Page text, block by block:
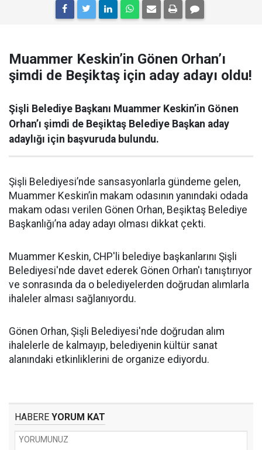
Muammer Keskin’in Gönen Orhan’ı
şimdi de Beşiktaş için aday adayı oldu!
Şişli Belediye Başkanı Muammer Keskin’in Gönen
Orhan’ı şimdi de Beşiktaş Belediye Başkan aday
adaylığı için başvuruda bulundu.
Şişli Belediyesi’nde sansasyonlarla gündeme gelen,
Muammer Keskin’in makam odasının yanındaki odada
makam odası verilen Gönen Orhan, Beşiktaş Belediye
Başkanlığı’na aday adayı olması dikkat çekti.
Muammer Keskin, CHP'li belediye başkanlarını Şişli
Belediyesi'nde davet ederek Gönen Orhan'ı tanıştırıyor
ve sonrasında da o belediyelerden doğrudan alımlarla
ihaleler alması sağlanıyordu.
Gönen Orhan, Şişli Belediyesi'nde doğrudan alım
ihalelerle de kalmayıp, belediyenin kültür sanat
alanındaki etkinliklerini de organize ediyordu.
HABERE YORUM KAT